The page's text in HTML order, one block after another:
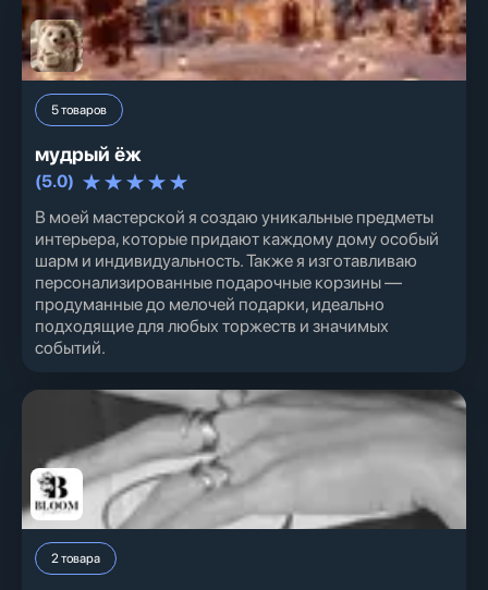
5товаров
мудрый ёж
(5.0)
В моей мастерской я создаю уникальные предметы
интерьера, которые придают каждому дому особый
шарм и индивидуальность. Также я изготавливаю
персонализированные подарочные корзины —
продуманные до мелочей подарки, идеально
подходящие для любых торжеств и значимых
событий.
2товара